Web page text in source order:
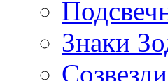
Знаки